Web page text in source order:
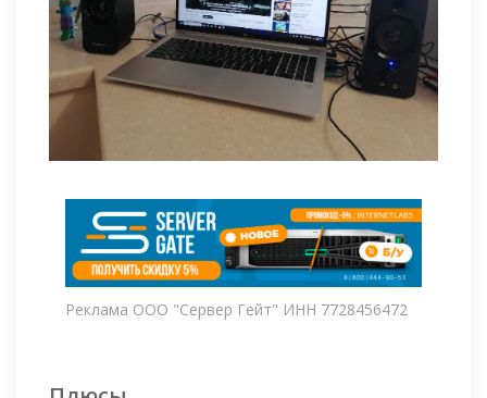
Реклама ООО "Сервер Гейт" ИНН 7728456472